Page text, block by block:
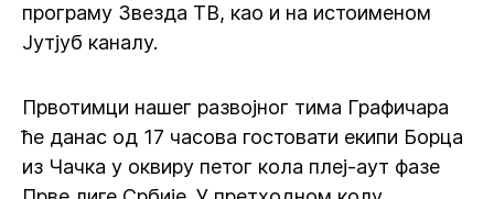
програму Звезда ТВ, као и на истоименом
Јутјуб каналу.
Првотимци нашег развојног тима Графичара
ће данас од 17 часова гостовати екипи Борца
из Чачка у оквиру петог кола плеј-аут фазе